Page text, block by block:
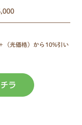
（光価格）から10%引い
ラ